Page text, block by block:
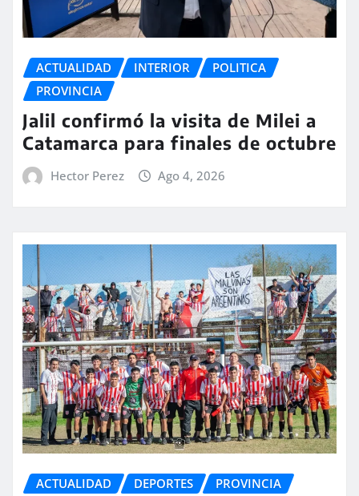
ACTUALIDAD INTERIOR
POLITICA
PROVINCIA
Jalil confirmó la visita de Milei a
Catamarca para finales de octubre
Hector Perez Ago 4, 2026
ACTUALIDAD DEPORTES PROVINCIA